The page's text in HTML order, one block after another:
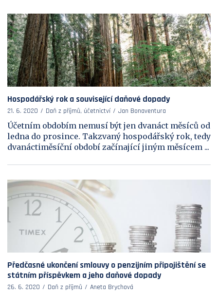
Hospodářský rok a související daňové dopady
21. 6. 2020 Daň z příjmů, účetnictví Jan Bonaventura
Účetním obdobím nemusí být jen dvanáct měsíců od
ledna do prosince. Takzvaný hospodářský rok, tedy
dvanáctiměsíční období začínající jiným měsícem ...
Předčasné ukončení smlouvy o penzijním připojištění se
státním příspěvkem a jeho daňové dopady
26. 6. 2020 Daň z příjmů Aneta Brychová